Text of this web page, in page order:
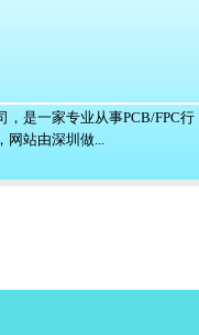
是一家专业从事PCB/FPC行
网站由深圳做...